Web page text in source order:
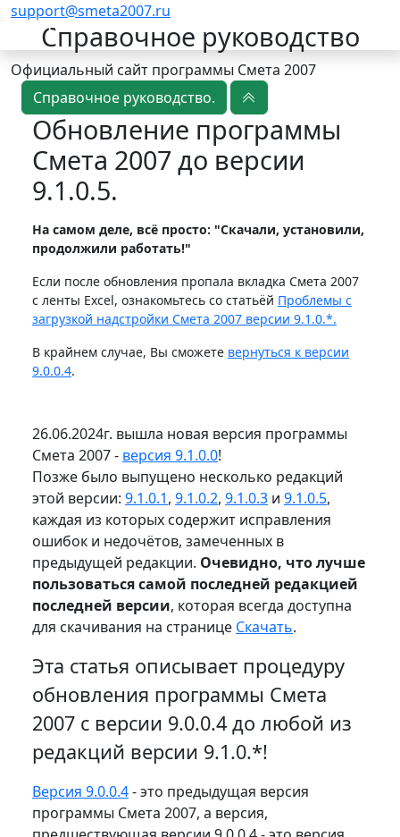
Смета 2007
support@smeta2007.ru
Справочное руководство
Официальный сайт программы Смета 2007
Справочное руководство.
Обновление программы
Смета 2007 до версии
9.1.0.5.
На самом деле, всё просто: "Скачали, установили,
продолжили работать!"
Если после обновления пропала вкладка Смета 2007
с ленты Excel, ознакомьтесь со статьёй Проблемы с
загрузкой надстройки Смета 2007 версии 9.1.0.*.
В крайнем случае, Вы сможете вернуться к версии
9.0.0.4.
26.06.2024г. вышла новая версия программы
Смета 2007 - версия 9.1.0.0!
Позже было выпущено несколько редакций
этой версии: 9.1.0.1, 9.1.0.2, 9.1.0.3 и 9.1.0.5,
каждая из которых содержит исправления
ошибок и недочётов, замеченных в
предыдущей редакции. Очевидно, что лучше
пользоваться самой последней редакцией
последней версии, которая всегда доступна
для скачивания на странице Скачать.
Эта статья описывает процедуру
обновления программы Смета
2007 с версии 9.0.0.4 до любой из
редакций версии 9.1.0.*!
Версия 9.0.0.4- это предыдущая версия
программы Смета 2007, а версия,